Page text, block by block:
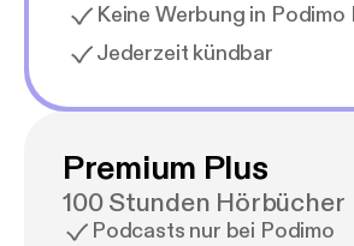
Keine Werbung in
Jederzeit kündbar
Premium Plus
100 Stunden Hörbücher
Podcasts nur bei Podimo